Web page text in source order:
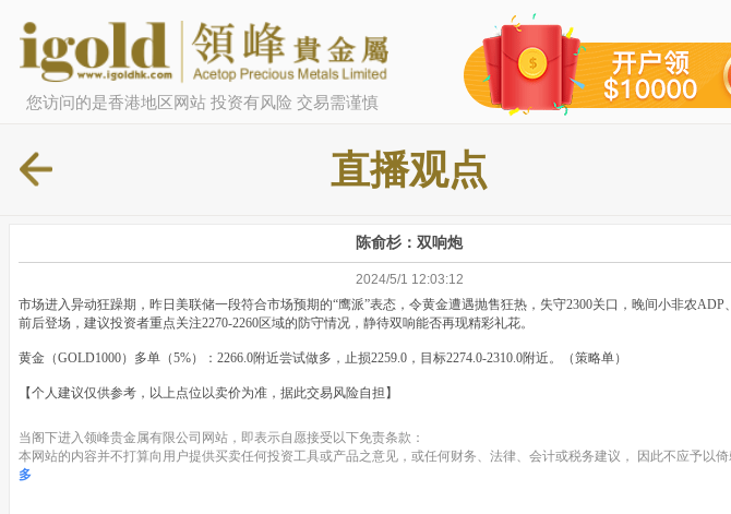
您访问的是香港地区网站 投资有风险 交易需谨慎
直播观点
陈俞杉：双响炮
2024/5/1 12:03:12
市场进入异动狂躁期，昨日美联储一段符合市场预期的“鹰派”表态，令黄金遭遇抛售狂热，失守2300关口，晚间小非农ADP
前后登场，建议投资者重点关注2270-2260区域的防守情况，静待双响能否再现精彩礼花。
黄金（GOLD1000）多单（5%）：2266.0附近尝试做多，止损2259.0，目标2274.0-2310.0附近。（策略单）
【个人建议仅供参考，以上点位以卖价为准，据此交易风险自担】
当阁下进入领峰贵金属有限公司网站，即表示自愿接受以下免责条款：
本网站的内容并不打算向用户提供买卖任何投资工具或产品之意见，或任何财务、法律、会计或税务建议， 因此不应予以倚
多